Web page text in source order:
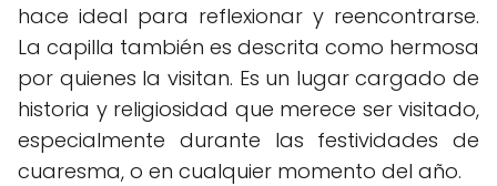
hace ideal para reflexionar y reencontrarse.
La capilla también es descrita como hermosa
por quienes la visitan. Es un lugar cargado de
historia y religiosidad que merece ser visitado,
especialmente durante las festividades de
cuaresma, o en cualquier momento del año.